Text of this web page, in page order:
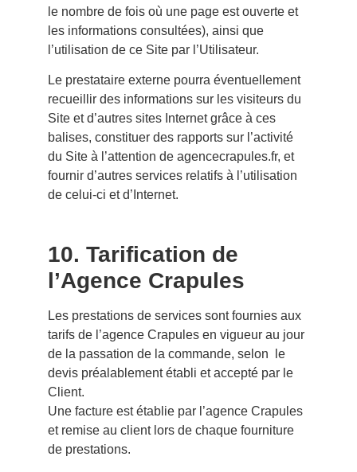
le nombre de fois où une page est ouverte et
les informations consultées), ainsi que
l’utilisation de ce Site par l’Utilisateur.
Le prestataire externe pourra éventuellement
recueillir des informations sur les visiteurs du
Site et d’autres sites Internet grâce à ces
balises, constituer des rapports sur l’activité
du Site à l’attention de agencecrapules.fr, et
fournir d’autres services relatifs à l’utilisation
de celui-ci et d’Internet.
10. Tarification de
l’Agence Crapules
Les prestations de services sont fournies aux
tarifs de l’agence Crapules en vigueur au jour
de la passation de la commande, selon le
devis préalablement établi et accepté par le
Client.
Une facture est établie par l’agence Crapules
et remise au client lors de chaque fourniture
de prestations.